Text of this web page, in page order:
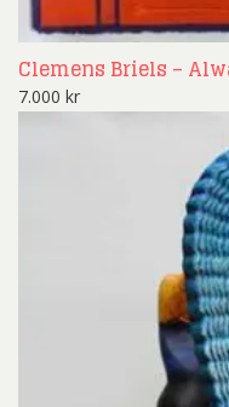
Clemens Briels –
7.000 kr